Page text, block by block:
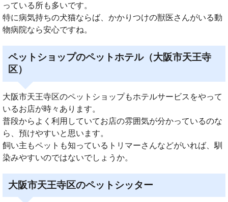
っている所も多いです。
特に病気持ちの犬猫ならば、かかりつけの獣医さんがいる動
物病院なら安心ですね。
ペットショップのペットホテル（大阪市天王寺
区）
大阪市天王寺区のペットショップもホテルサービスをやって
いるお店が時々あります。
普段からよく利用していてお店の雰囲気が分かっているのな
ら、預けやすいと思います。
飼い主もペットも知っているトリマーさんなどがいれば、馴
染みやすいのではないでしょうか。
大阪市天王寺区のペットシッター